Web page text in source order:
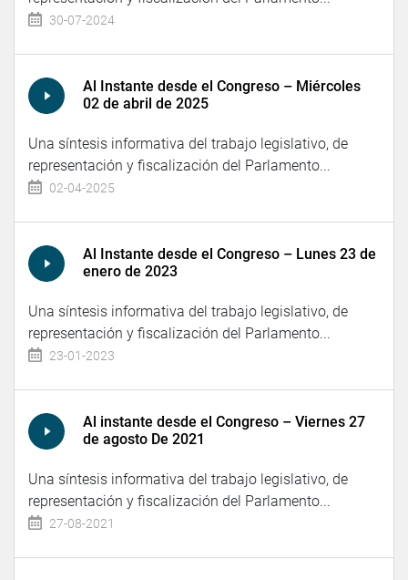
30-07-2024
Al Instante desde el Congreso – Miércoles
02 de abril de 2025
Una síntesis informativa del trabajo legislativo, de
representación y fiscalización del Parlamento...
02-04-2025
Al Instante desde el Congreso – Lunes 23 de
enero de 2023
Una síntesis informativa del trabajo legislativo, de
representación y fiscalización del Parlamento...
23-01-2023
Al instante desde el Congreso – Viernes 27
de agosto De 2021
Una síntesis informativa del trabajo legislativo, de
representación y fiscalización del Parlamento...
27-08-2021